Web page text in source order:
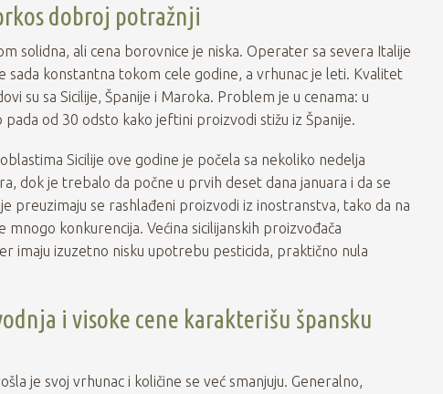
dobroj potražnji
solidna, ali cena borovnice je niska. Operater sa severa Italije
sada konstantna tokom cele godine, a vrhunac je leti. Kvalitet
su sa Sicilije, Španije i Maroka. Problem je u cenama: u
pada od 30 odsto kako jeftini proizvodi stižu iz Španije.
Sicilije ove godine je počela sa nekoliko nedelja
dok je trebalo da počne u prvih deset dana januara i da se
preuzimaju se rashlađeni proizvodi iz inostranstva, tako da na
mnogo konkurencija. Većina sicilijanskih proizvođača
imaju izuzetno nisku upotrebu pesticida, praktično nula
i visoke cene karakterišu špansku
je svoj vrhunac i količine se već smanjuju. Generalno,